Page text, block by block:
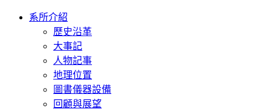
Toggle
navigation
系所介紹
歷史沿革
大事記
人物記事
地理位置
圖書儀器設備
回顧與展望